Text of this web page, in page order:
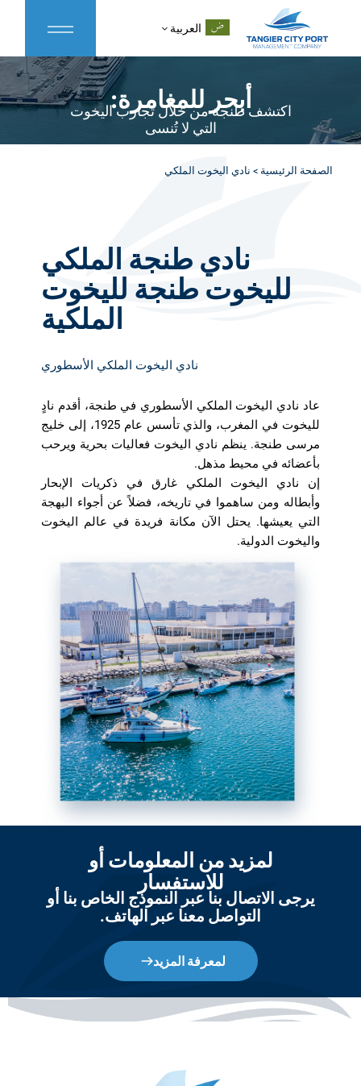
العربية
أبحر للمغامرة:
اكتشف طنجة من خلال تجارب اليخوت
التي لا تُنسى
الصفحة الرئيسية > نادي اليخوت الملكي
نادي طنجة الملكي
لليخوت طنجة لليخوت
الملكية
نادي اليخوت الملكي الأسطوري
عاد نادي اليخوت الملكي الأسطوري في طنجة، أقدم نادٍ
لليخوت في المغرب، والذي تأسس عام 1925، إلى خليج
مرسى طنجة. ينظم نادي اليخوت فعاليات بحرية ويرحب
بأعضائه في محيط مذهل.
إن نادي اليخوت الملكي غارق في ذكريات الإبحار
وأبطاله ومن ساهموا في تاريخه، فضلاً عن أجواء البهجة
التي يعيشها. يحتل الآن مكانة فريدة في عالم اليخوت
واليخوت الدولية.
لمزيد من المعلومات أو
للاستفسار
يرجى الاتصال بنا عبر النموذج الخاص بنا أو
التواصل معنا عبر الهاتف.
لمعرفة المزيد